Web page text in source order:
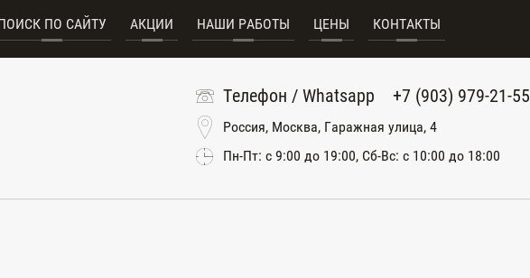
ПО САЙТУ АКЦИИ НАШИ РАБОТЫ ЦЕНЫ КОНТАКТЫ
Телефон / Whatsapp +7 (903) 979-21-55
Россия, Москва, Гаражная улица, 4
Пн-Пт: с 9:00 до 19:00, Сб-Вс: с 10:00 до 18:00